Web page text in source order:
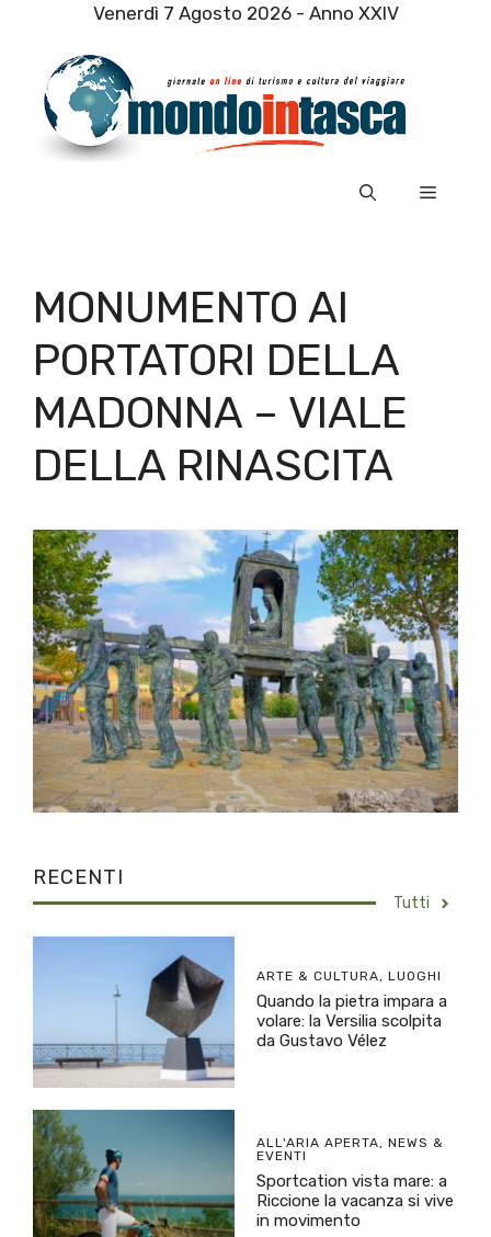
contenuto
Venerdì 7 Agosto 2026 - Anno XXIV
Menu
MONUMENTO AI
PORTATORI DELLA
MADONNA – VIALE
DELLA RINASCITA
RECENTI
Tutti
ARTE & CULTURA, LUOGHI
Quando la pietra impara a
volare: la Versilia scolpita
da Gustavo Vélez
ALL'ARIA APERTA, NEWS &
EVENTI
Sportcation vista mare: a
Riccione la vacanza si vive
in movimento